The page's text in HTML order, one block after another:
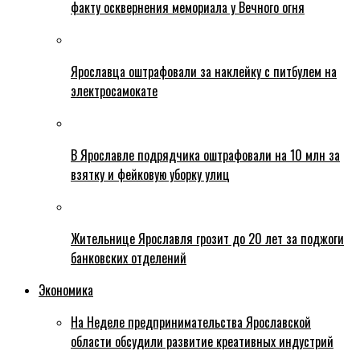
факту осквернения мемориала у Вечного огня
Ярославца оштрафовали за наклейку с питбулем на
электросамокате
В Ярославле подрядчика оштрафовали на 10 млн за
взятку и фейковую уборку улиц
Жительнице Ярославля грозит до 20 лет за поджоги
банковских отделений
Экономика
На Неделе предпринимательства Ярославской
области обсудили развитие креативных индустрий